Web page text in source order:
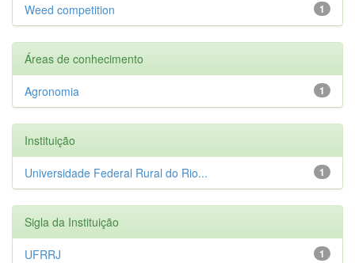
1
Weed competition
Áreas de conhecimento
1
Agronomia
Instituição
1
Universidade Federal Rural do Rio...
Sigla da Instituição
1
UFRRJ